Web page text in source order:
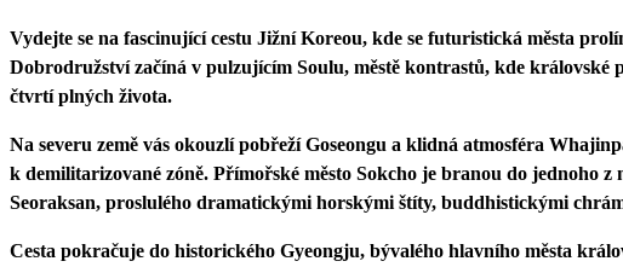
Vydejte se na fascinující cestu Jižní Koreou, kde se futuristická města
Dobrodružství začíná v pulzujícím Soulu, městě kontrastů, kde královské
čtvrtí plných života.
Na severu země vás okouzlí pobřeží Goseongu a klidná atmosféra
k demilitarizované zóně. Přímořské město Sokcho je branou do jednoho
Seoraksan, proslulého dramatickými horskými štíty, buddhistickými
Cesta pokračuje do historického Gyeongju, bývalého hlavního města